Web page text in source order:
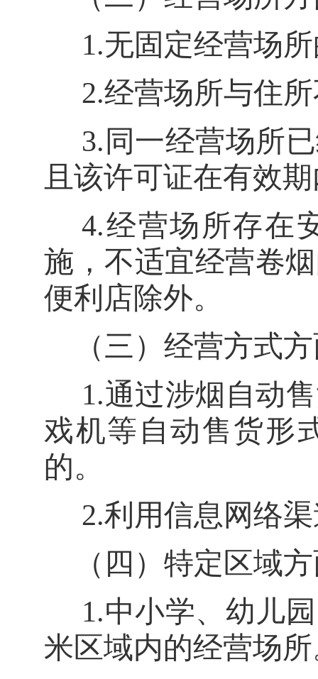
1.无固定经营场
2.经营场所与住
3. 同一经营场所
且该许可证在有效
4.经营场所存在
施，不适宜经营卷
便利店除外。
（三）经营方式
1.通过涉烟自动
戏机等自动售货形
的。
2.利用信息网络
（四）特定区域
1.中小学、幼儿
米区域内的经营场